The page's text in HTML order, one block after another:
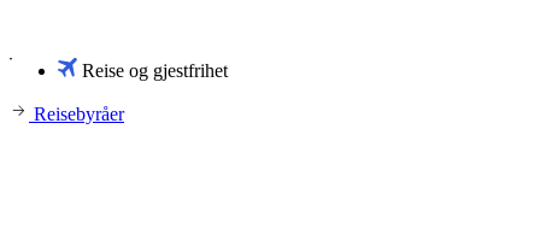
Reise og gjestfrihet
Reisebyråer